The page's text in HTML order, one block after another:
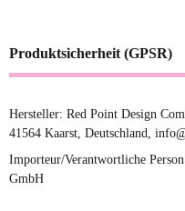
Produktsicherheit (GPSR)
Hersteller: Red Point Design
41564 Kaarst, Deutschland,
Importeur/Verantwortliche
GmbH